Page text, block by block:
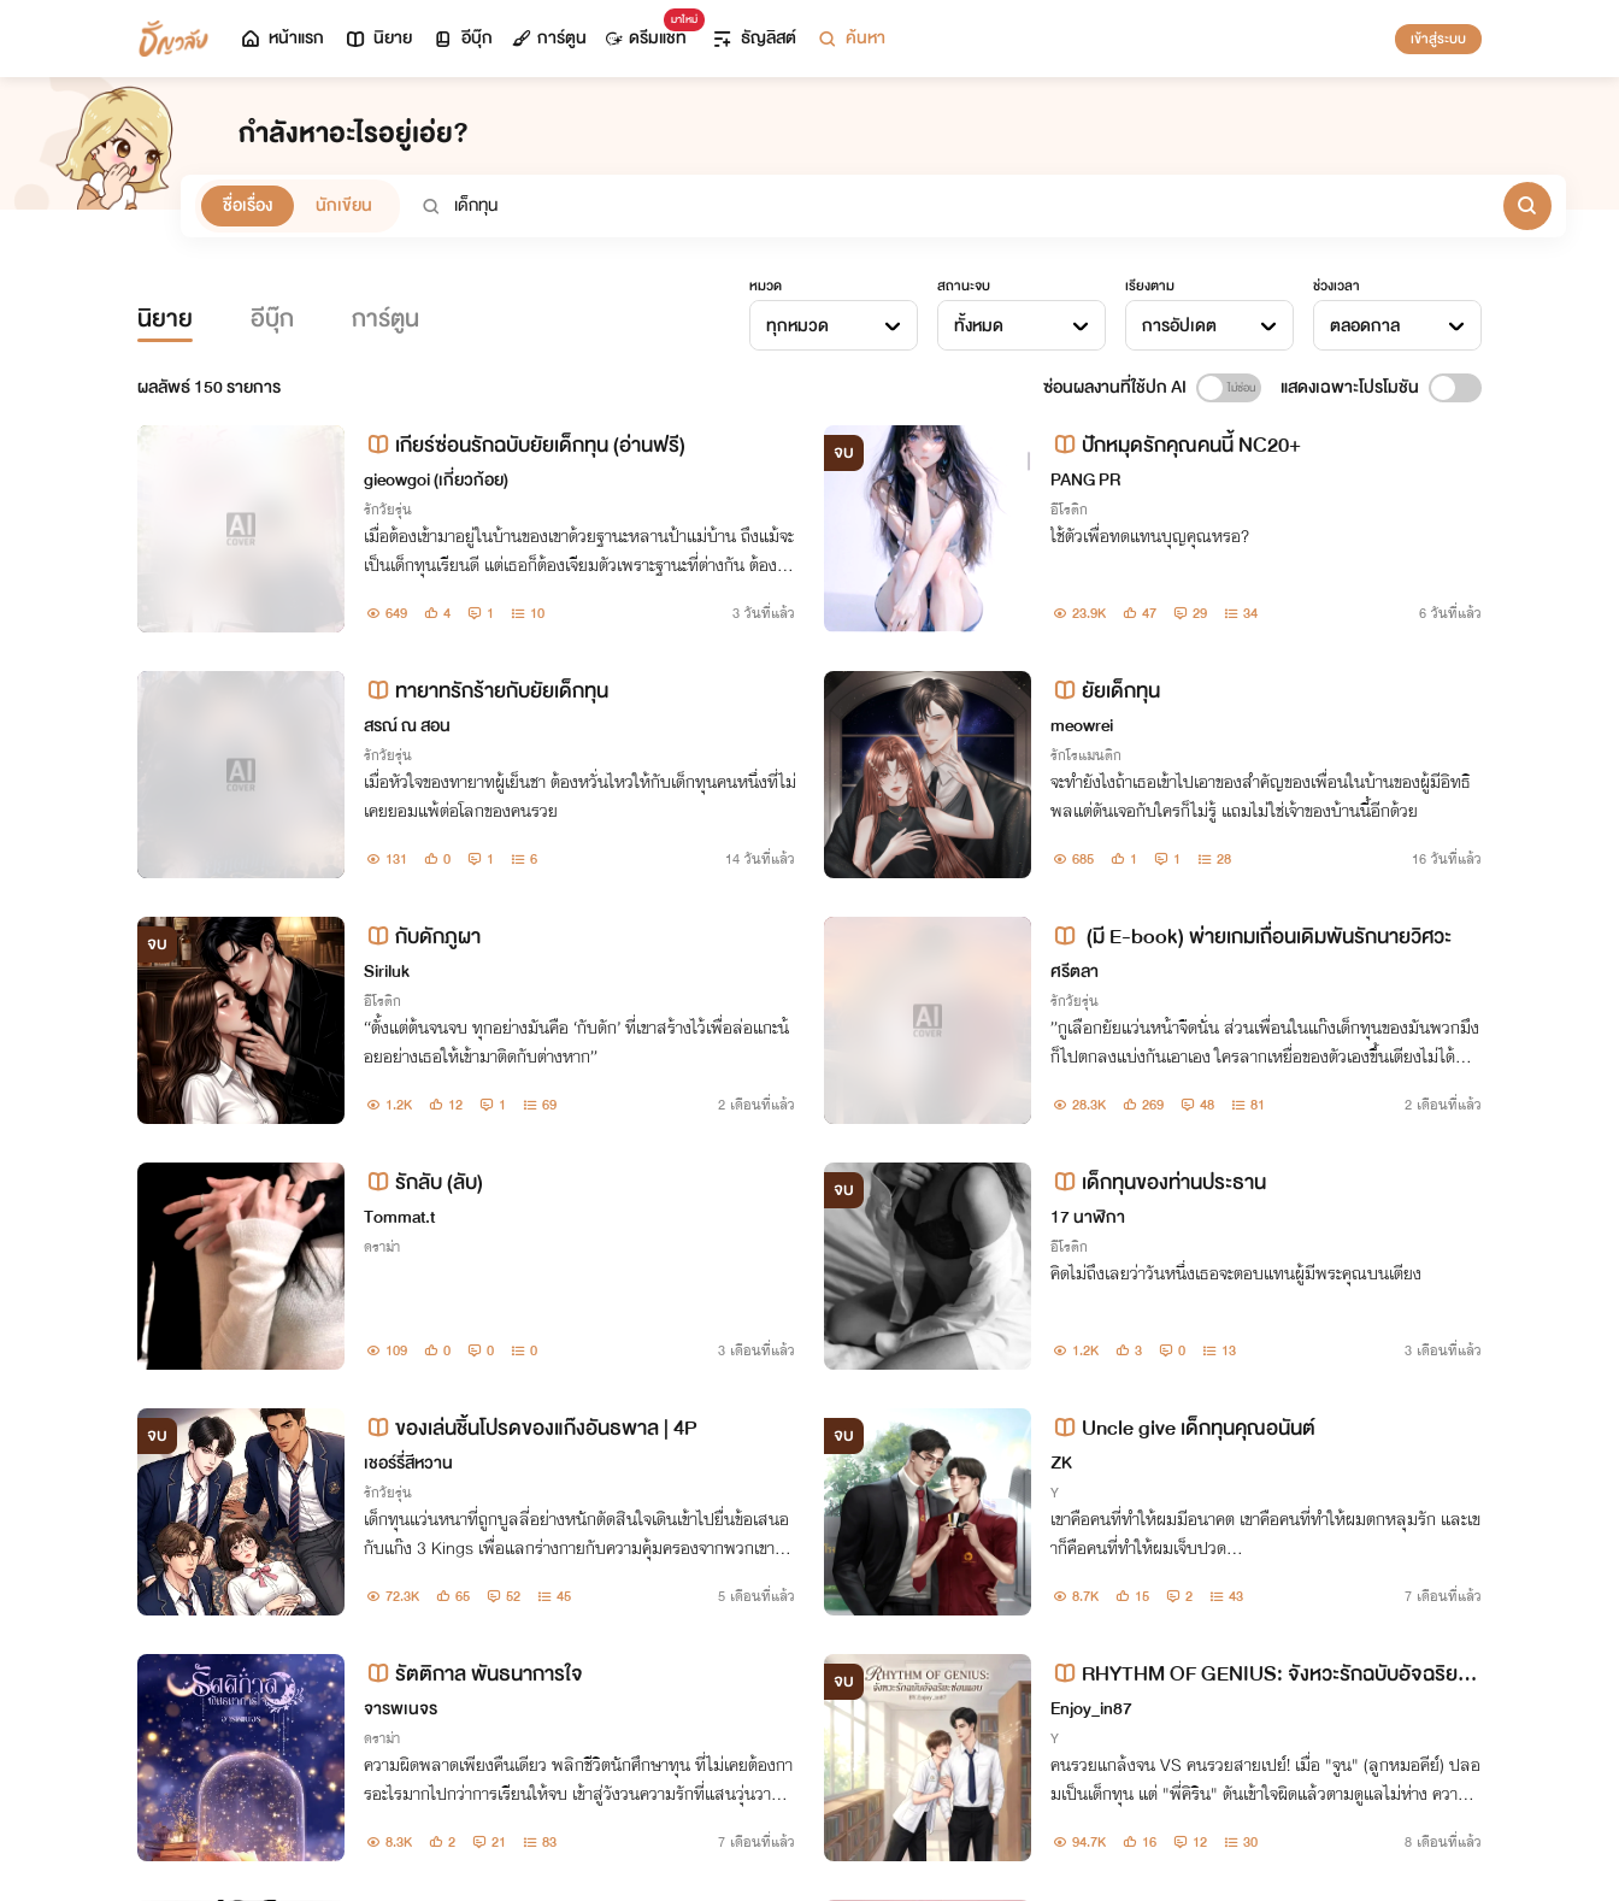
หน้าแรก นิยาย อีบุ๊ก การ์ตูน
มาใหม่
ดรีมแชท ธัญลิสต์ ค้นหา เข้าสู่ระบบ
กำลังหาอะไรอยู่เอ่ย?
ชื่อเรื่อง นักเขียน
นิยาย อีบุ๊ก การ์ตูน
หมวด
ทุกหมวด
สถานะจบ
ทั้งหมด
เรียงตาม
การอัปเดต
ช่วงเวลา
ตลอดกาล
ผลลัพธ์150รายการ ซ่อนผลงานที่ใช้ปก AI แสดงเฉพาะโปรโมชัน
เกียร์ซ่อนรักฉบับยัยเด็กทุน (อ่านฟรี)
gieowgoi (เกี่ยวก้อย)
รักวัยรุ่น
เมื่อต้องเข้ามาอยู่ในบ้านของเขาด้วยฐานะหลานป้าแม่บ้าน ถึงแม้จะ
เป็นเด็กทุนเรียนดี แต่เธอก็ต้องเจียมตัวเพราะฐานะที่ต่างกัน ต้องเก็
649 4 1 10 3 วันที่แล้ว
จบ ปักหมุดรักคุณคนนี้ NC20+
PANG PR
อีโรติก
ใช้ตัวเพื่อทดแทนบุญคุณหรอ?
23.9K 47 29 34 6 วันที่แล้ว
ทายาทรักร้ายกับยัยเด็กทุน
สรณ์ ณ สอน
รักวัยรุ่น
เมื่อหัวใจของทายาทผู้เย็นชา ต้องหวั่นไหวให้กับเด็กทุนคนหนึ่งที่ไม่
เคยยอมแพ้ต่อโลกของคนรวย
131 0 1 6 14 วันที่แล้ว
ยัยเด็กทุน
meowrei
รักโรแมนติก
จะทำยังไงถ้าเธอเข้าไปเอาของสำคัญของเพื่อนในบ้านของผู้มีอิทธิ
พลแต่ดันเจอกับใครก็ไม่รู้ แถมไม่ใช่เจ้าของบ้านนี้อีกด้วย
685 1 1 28 16 วันที่แล้ว
จบ กับดักภูผา
Siriluk
อีโรติก
“ตั้งแต่ต้นจนจบ ทุกอย่างมันคือ ‘กับดัก’ ที่เขาสร้างไว้เพื่อล่อแกะน้
อยอย่างเธอให้เข้ามาติดกับต่างหาก”
1.2K 12 1 69 2 เดือนที่แล้ว
(มี E-book) พ่ายเกมเถื่อนเดิมพันรักนายวิศวะ
ศรีตลา
รักวัยรุ่น
”กูเลือกยัยแว่นหน้าจืดนั่น ส่วนเพื่อนในแก๊งเด็กทุนของมันพวกมึง
ก็ไปตกลงแบ่งกันเอาเอง ใครลากเหยื่อของตัวเองขึ้นเตียงไม่ได้ภาย
28.3K 269 48 81 2 เดือนที่แล้ว
รักลับ (ลับ)
Tommat.t
ดราม่า
109 0 0 0 3 เดือนที่แล้ว
จบ เด็กทุนของท่านประธาน
17 นาฬิกา
อีโรติก
คิดไม่ถึงเลยว่าวันหนึ่งเธอจะตอบแทนผู้มีพระคุณบนเตียง
1.2K 3 0 13 3 เดือนที่แล้ว
จบ ของเล่นชิ้นโปรดของแก๊งอันธพาล | 4P
เชอร์รี่สีหวาน
รักวัยรุ่น
เด็กทุนแว่นหนาที่ถูกบูลลี่อย่างหนักตัดสินใจเดินเข้าไปยื่นข้อเสนอ
กับแก๊ง 3 Kings เพื่อแลกร่างกายกับความคุ้มครองจากพวกเขา แ
ขาต้องยอมสยบ
72.3K 65 52 45 5 เดือนที่แล้ว
จบ Uncle give เด็กทุนคุณอนันต์
ZK
Y
เขาคือคนที่ทำให้ผมมีอนาคต เขาคือคนที่ทำให้ผมตกหลุมรัก และเข
าก็คือคนที่ทำให้ผมเจ็บปวด...
8.7K 15 2 43 7 เดือนที่แล้ว
รัตติกาล พันธนาการใจ
จารพเนจร
ดราม่า
ความผิดพลาดเพียงคืนเดียว พลิกชีวิตนักศึกษาทุน ที่ไม่เคยต้องกา
รอะไรมากไปกว่าการเรียนให้จบ เข้าสู่วังวนความรักที่แสนวุ่นวาย เ
8.3K 2 21 83 7 เดือนที่แล้ว
จบ
RHYTHM OF GENIUS: จังหวะรักฉบับอัจฉริยะซ่
อนแอบ
Enjoy_in87
Y
คนรวยแกล้งจน VS คนรวยสายเปย์! เมื่อ "จูน" (ลูกหมอคีย์) ปลอ
มเป็นเด็กทุน แต่ "พี่คิริน" ดันเข้าใจผิดแล้วตามดูแลไม่ห่าง ความลั
94.7K 16 12 30 8 เดือนที่แล้ว